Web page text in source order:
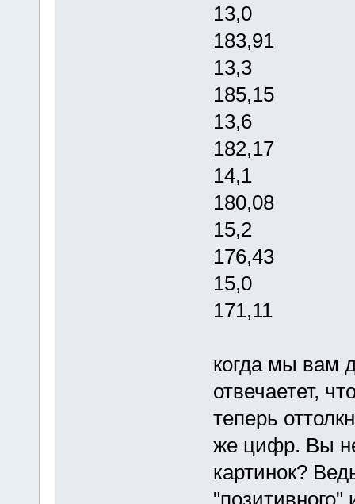
13,0
183,91
13,3
185,15
13,6
182,17
14,1
180,08
15,2
176,43
15,0
171,11
когда мы вам
отвечаетет,
теперь
же цифр. Вы
картинок?
"позитивного"